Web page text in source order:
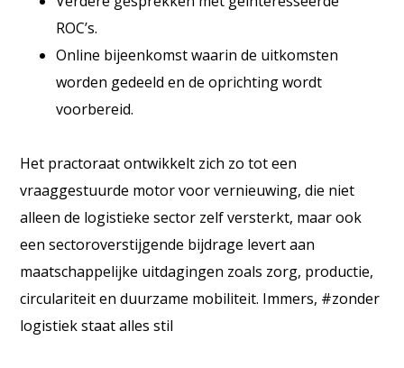
ROC’s.
Online bijeenkomst waarin de uitkomsten
worden gedeeld en de oprichting wordt
voorbereid.
Het practoraat ontwikkelt zich zo tot een
vraaggestuurde motor voor vernieuwing, die niet
alleen de logistieke sector zelf versterkt, maar ook
een sectoroverstijgende bijdrage levert aan
maatschappelijke uitdagingen zoals zorg, productie,
circulariteit en duurzame mobiliteit. Immers, #zonder
logistiek staat alles stil